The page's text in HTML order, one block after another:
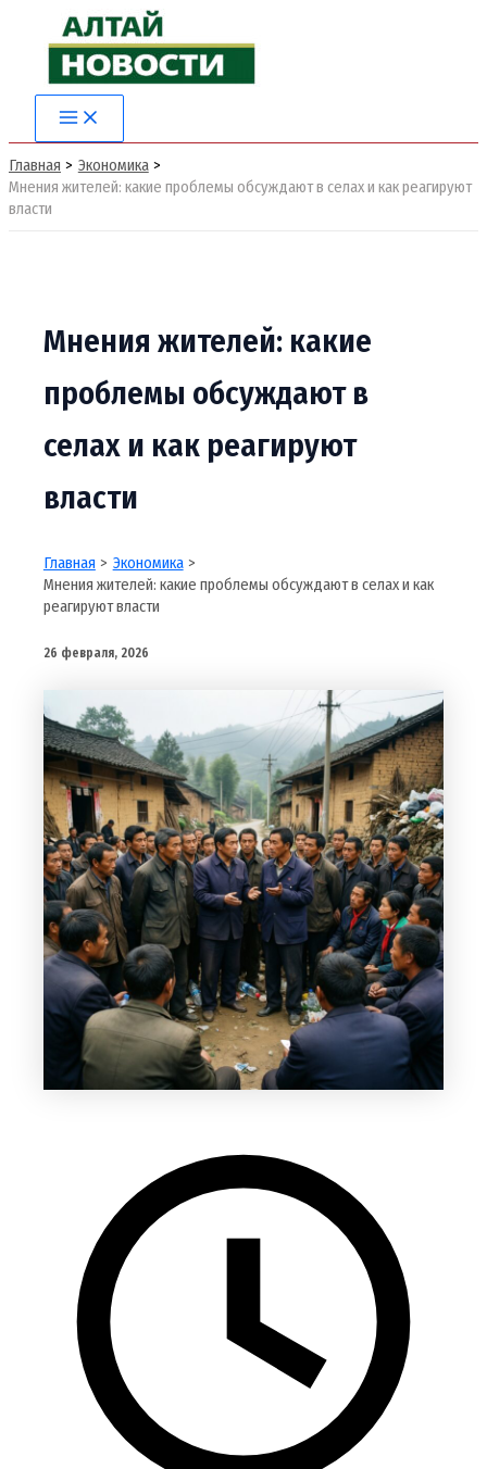
содержимому
Main
Menu
Главная
Экономика
Мнения жителей: какие проблемы обсуждают в селах и как реагируют
власти
Мнения жителей: какие
проблемы обсуждают в
селах и как реагируют
власти
Главная
Экономика
Мнения жителей: какие проблемы обсуждают в селах и как
реагируют власти
26 февраля, 2026